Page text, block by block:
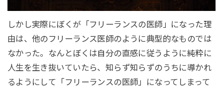
しかし実際にぼくが「フリーランスの医師」になった理
由は、他のフリーランス医師のように典型的なものでは
なかった。なんとぼくは自分の直感に従うように純粋に
人生を生き抜いていたら、知らず知らずのうちに導かれ
るようにして「フリーランスの医師」になってしまって